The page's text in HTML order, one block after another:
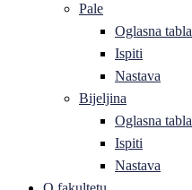
Pale
Oglasna tabla
Ispiti
Nastava
Bijeljina
Oglasna tabla
Ispiti
Nastava